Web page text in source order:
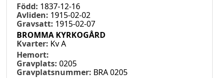
Född: 1837-12-16
Avliden: 1915-02-02
Gravsatt: 1915-02-07
BROMMA KYRKOGÅRD
Kvarter: Kv A
Hemort:
Gravplats: 0205
Gravplatsnummer: BRA 0205